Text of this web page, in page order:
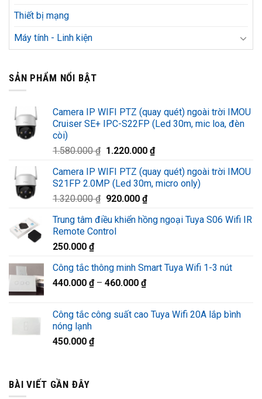
Thiết bị mạng
Máy tính - Linh kiện
SẢN PHẨM NỔI BẬT
Camera IP WIFI PTZ (quay quét) ngoài trời IMOU
Cruiser SE+ IPC-S22FP (Led 30m, mic loa, đèn
còi)
1.580.000₫ Giá
là:
1.580.000 ₫.
1.220.000 ₫Giá
tại
là:
Camera IP WIFI PTZ (quay quét) ngoài trời IMOU
S21FP 2.0MP (Led 30m, micro only)
1.320.000₫ Giá
là:
1.320.000 ₫.
920.000 ₫Giá
tại
Trung tâm điều khiển hồng ngoại Tuya S06 Wifi IR
Remote Control
250.000 ₫
Công tắc thông minh Smart Tuya Wifi 1-3 nút
440.000 ₫– 460.000 ₫
Công tắc công suất cao Tuya Wifi 20A lắp bình
nóng lạnh
450.000 ₫
BÀI VIẾT GẦN ĐÂY